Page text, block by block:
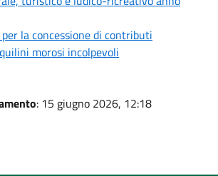
la concessione di contributi
morosi incolpevoli
: 15 giugno 2026, 12:18